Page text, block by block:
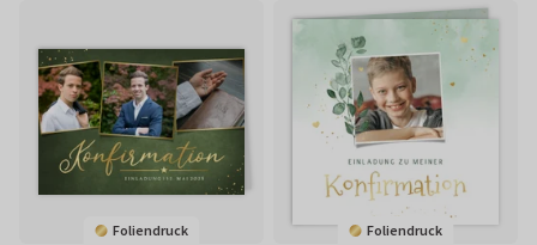
Foliendruck Foliendruck